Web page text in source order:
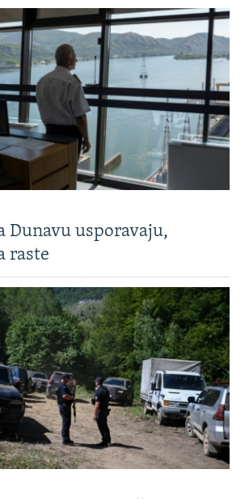
Dunavu usporavaju,
raste